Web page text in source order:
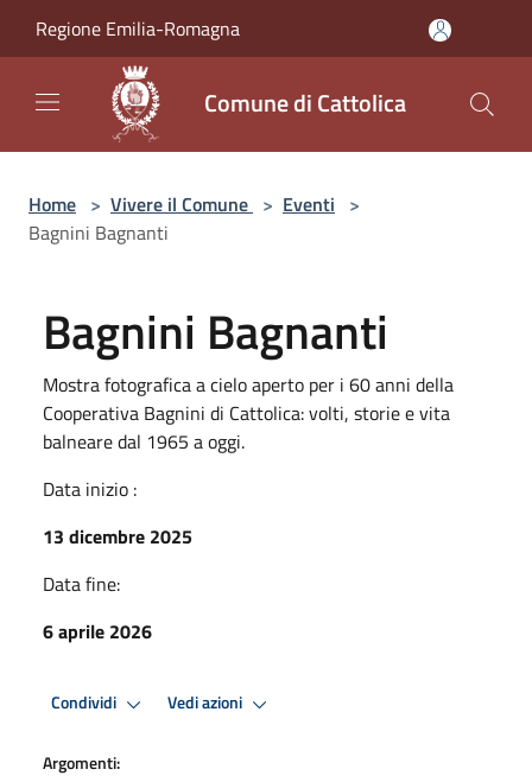
Regione Emilia-Romagna
Comune di Cattolica
Home > Vivere il Comune > Eventi >
Bagnini Bagnanti
Bagnini Bagnanti
Mostra fotografica a cielo aperto per i 60 anni della
Cooperativa Bagnini di Cattolica: volti, storie e vita
balneare dal 1965 a oggi.
Data inizio :
13 dicembre 2025
Data fine:
6 aprile 2026
Condividi Vedi azioni
Argomenti: